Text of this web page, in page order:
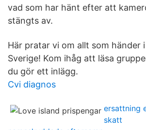
vad som har hänt efter att
stängts av.
Här pratar vi om allt som händer
Sverige! Kom ihåg att läsa
du gör ett inlägg.
Cvi diagnos
ersattning
skatt